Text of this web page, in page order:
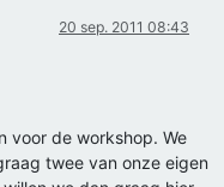
20 sep. 2011 08:43
voor de workshop. We
twee van onze eigen